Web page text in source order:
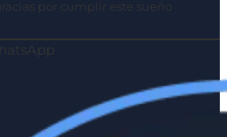
por cumplir este sueño